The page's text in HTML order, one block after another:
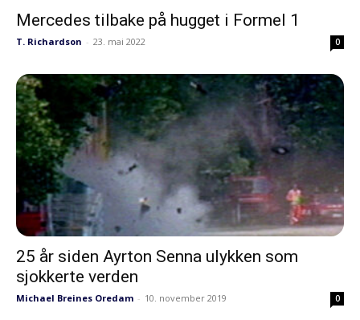
Mercedes tilbake på hugget i Formel 1
T. Richardson - 23. mai 2022 0
25 år siden Ayrton Senna ulykken som
sjokkerte verden
Michael Breines Oredam - 10. november 2019 0